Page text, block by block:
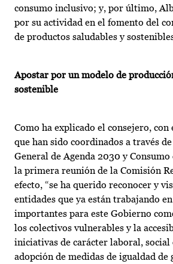
consumo inclusivo; y, por último,
por su actividad en el fomento del
de productos saludables y
Apostar por un modelo de
sostenible
Como ha explicado el consejero,
que han sido coordinados a través
General de Agenda 2030 y
la primera reunión de la Comisión
efecto, “se ha querido reconocer y
entidades que ya están trabajando
importantes para este Gobierno
los colectivos vulnerables y la
iniciativas de carácter laboral,
adopción de medidas de igualdad de